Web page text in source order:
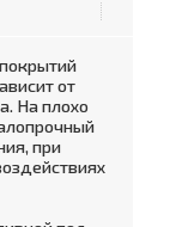
от
На плохо
при